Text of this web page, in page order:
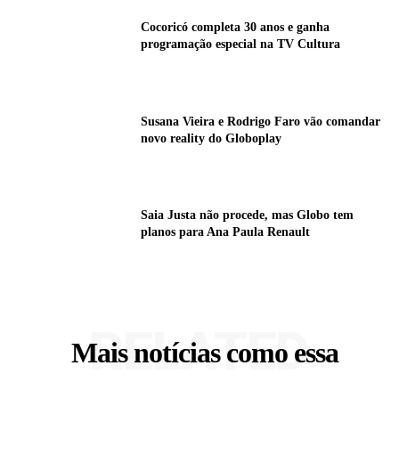
Cocoricó completa 30 anos e ganha
programação especial na TV Cultura
Susana Vieira e Rodrigo Faro vão comandar
novo reality do Globoplay
Saia Justa não procede, mas Globo tem
planos para Ana Paula Renault
Mais notícias como essa
RELATED